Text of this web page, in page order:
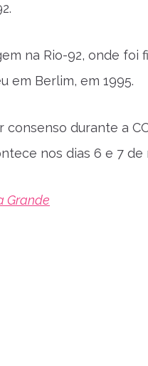
na Rio-92, onde foi
em Berlim, em 1995.
durante a
nos dias 6 e 7
Grande